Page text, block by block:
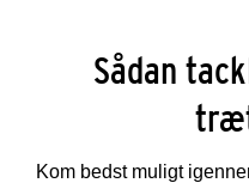
Sådan
Kom bedst muligt